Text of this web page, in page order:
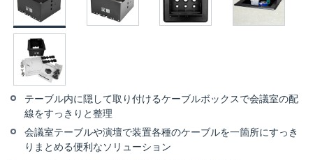
テーブル内に隠して取り付けるケーブルボックスで会議室の配
線をすっきりと整理
会議室テーブルや演壇で装置各種のケーブルを一箇所にすっき
りまとめる便利なソリューション